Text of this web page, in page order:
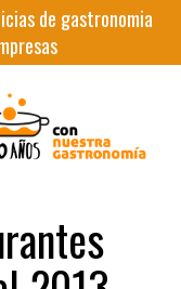
de gastronomia